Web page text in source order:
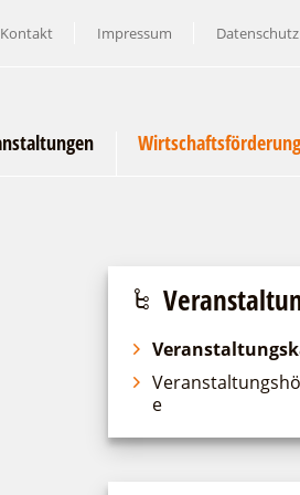
Kontakt Impressum Datenschutz
Wirtschaftsförderung
e